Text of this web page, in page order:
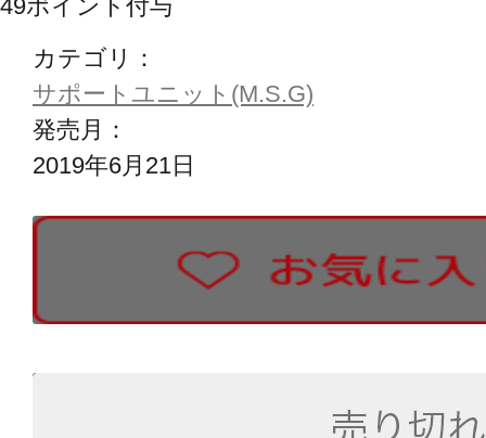
49ポイント付与
カテゴリ：
サポートユニット(M.S.G)
発売月：
2019年6月21日